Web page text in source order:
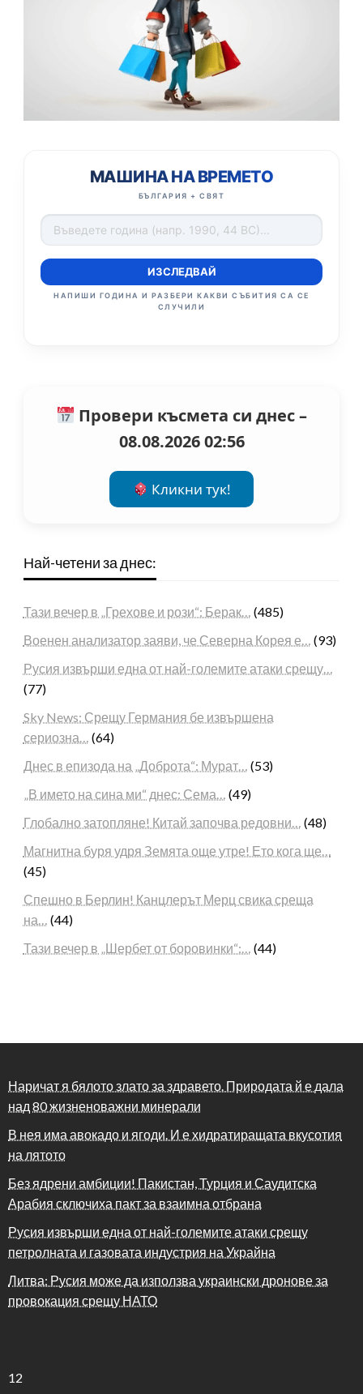
МАШИНА НА ВРЕМЕТО
БЪЛГАРИЯ + СВЯТ
ИЗСЛЕДВАЙ
НАПИШИ ГОДИНА И РАЗБЕРИ КАКВИ СЪБИТИЯ СА СЕ
СЛУЧИЛИ
Провери късмета си днес –
08.08.2026 02:56
Кликни тук!
Най-четени за днес:
Тази вечер в „Грехове и рози“: Берак… (485)
Военен анализатор заяви, че Северна Корея е… (93)
Русия извърши една от най-големите атаки срещу…
(77)
Sky News: Срещу Германия бе извършена
сериозна… (64)
Днес в епизода на „Доброта“: Мурат… (53)
„В името на сина ми“ днес: Сема… (49)
Глобално затопляне! Китай започва редовни… (48)
Магнитна буря удря Земята още утре! Ето кога ще…
(45)
Спешно в Берлин! Канцлерът Мерц свика среща
на… (44)
Тази вечер в „Шербет от боровинки“:… (44)
Наричат я бялото злато за здравето. Природата й е дала
над 80 жизненоважни минерали
В нея има авокадо и ягоди. И е хидратиращата вкусотия
на лятото
Без ядрени амбиции! Пакистан, Турция и Саудитска
Арабия сключиха пакт за взаимна отбрана
Русия извърши една от най-големите атаки срещу
петролната и газовата индустрия на Украйна
Литва: Русия може да използва украински дронове за
провокация срещу НАТО
12